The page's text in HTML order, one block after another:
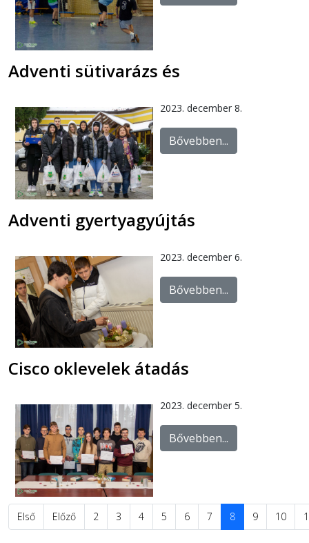
Adventi sütivarázs és
2023. december 8.
Bővebben...
Adventi gyertyagyújtás
2023. december 6.
Bővebben...
Cisco oklevelek átadás
2023. december 5.
Bővebben...
Első Előző 2 3 4 5 6 7 8 9 10